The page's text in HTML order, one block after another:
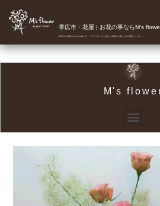
帯広市・花屋 | お花の事ならM's
帯広市のお花屋さんM's flowerです。フラワーギフトなどあなたの気持ちを真心こめて宅配いたします。
M's